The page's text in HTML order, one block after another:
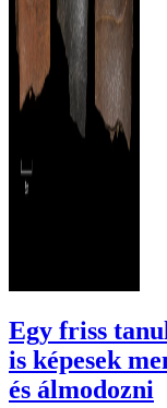
Egy friss
is képesek
és álmodozni